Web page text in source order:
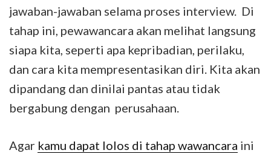
jawaban-jawaban selama proses interview. Di
tahap ini, pewawancara akan melihat langsung
siapa kita, seperti apa kepribadian, perilaku,
dan cara kita mempresentasikan diri. Kita akan
dipandang dan dinilai pantas atau tidak
bergabung dengan perusahaan.
Agar kamu dapat lolos di tahap wawancara ini